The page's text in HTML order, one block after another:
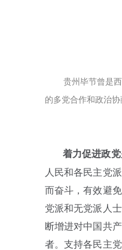
贵州毕节曾是
的多党合作和政治
着力促进政
人民和各民主党
而奋斗，有效避
党派和无党派人
断增进对中国共
者。支持各民主